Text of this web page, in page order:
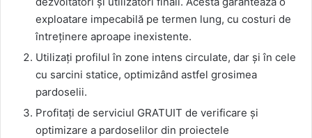
exploatare impecabilă pe termen lung, cu costuri de
întreținere aproape inexistente.
Utilizați profilul în zone intens circulate, dar și în cele
cu sarcini statice, optimizând astfel grosimea
pardoselii.
Profitați de serviciul GRATUIT de verificare și
optimizare a pardoselilor din proiectele